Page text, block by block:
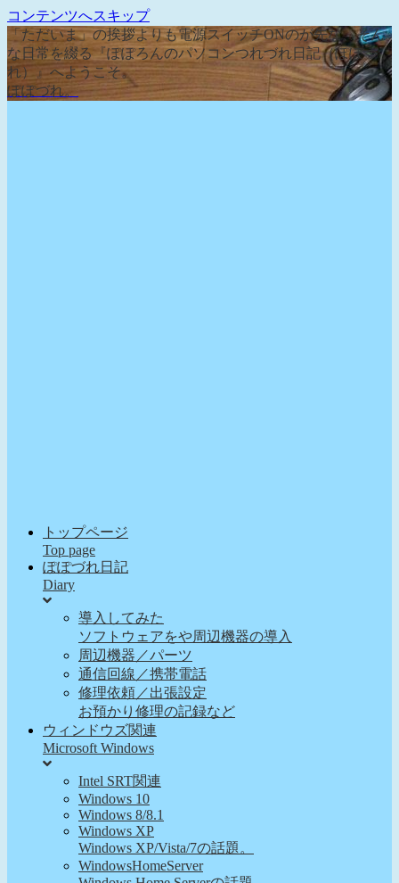
コンテンツへスキップ
「ただいま」の挨拶よりも電源スイッチONのが先な、そん
な日常を綴る『ぽぽろんのパソコンつれづれ日記（ぽぽづ
れ）』へようこそ。
ぽぽづれ。
トップページ
Top page
ぽぽづれ日記
Diary
導入してみた
ソフトウェアをや周辺機器の導入
周辺機器／パーツ
通信回線／携帯電話
修理依頼／出張設定
お預かり修理の記録など
ウィンドウズ関連
Microsoft Windows
Intel SRT関連
Windows 10
Windows 8/8.1
Windows XP
Windows XP/Vista/7の話題。
WindowsHomeServer